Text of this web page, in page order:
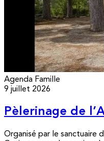
Agenda Famille
9 juillet 2026
Pèlerinage de
Organisé par le sanctuaire